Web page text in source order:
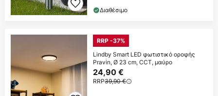
Διαθέσιμο
RRP -37%
Lindby Smart LED φωτιστικό οροφής
Pravin, Ø 23 cm, CCT, μαύρο
24,90 €
RRP39,90 €